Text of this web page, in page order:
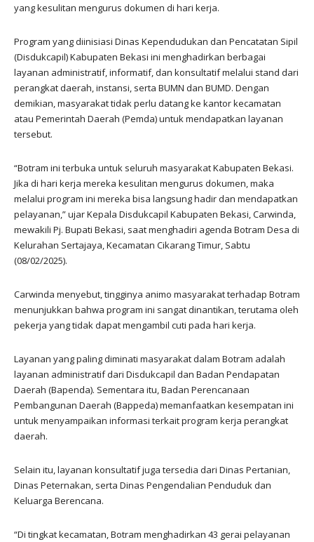
yang kesulitan mengurus dokumen di hari kerja.
Program yang diinisiasi Dinas Kependudukan dan Pencatatan Sipil
(Disdukcapil) Kabupaten Bekasi ini menghadirkan berbagai
layanan administratif, informatif, dan konsultatif melalui stand dari
perangkat daerah, instansi, serta BUMN dan BUMD. Dengan
demikian, masyarakat tidak perlu datang ke kantor kecamatan
atau Pemerintah Daerah (Pemda) untuk mendapatkan layanan
tersebut.
“Botram ini terbuka untuk seluruh masyarakat Kabupaten Bekasi.
Jika di hari kerja mereka kesulitan mengurus dokumen, maka
melalui program ini mereka bisa langsung hadir dan mendapatkan
pelayanan,” ujar Kepala Disdukcapil Kabupaten Bekasi, Carwinda,
mewakili Pj. Bupati Bekasi, saat menghadiri agenda Botram Desa di
Kelurahan Sertajaya, Kecamatan Cikarang Timur, Sabtu
(08/02/2025).
Carwinda menyebut, tingginya animo masyarakat terhadap Botram
menunjukkan bahwa program ini sangat dinantikan, terutama oleh
pekerja yang tidak dapat mengambil cuti pada hari kerja.
Layanan yang paling diminati masyarakat dalam Botram adalah
layanan administratif dari Disdukcapil dan Badan Pendapatan
Daerah (Bapenda). Sementara itu, Badan Perencanaan
Pembangunan Daerah (Bappeda) memanfaatkan kesempatan ini
untuk menyampaikan informasi terkait program kerja perangkat
daerah.
Selain itu, layanan konsultatif juga tersedia dari Dinas Pertanian,
Dinas Peternakan, serta Dinas Pengendalian Penduduk dan
Keluarga Berencana.
“Di tingkat kecamatan, Botram menghadirkan 43 gerai pelayanan